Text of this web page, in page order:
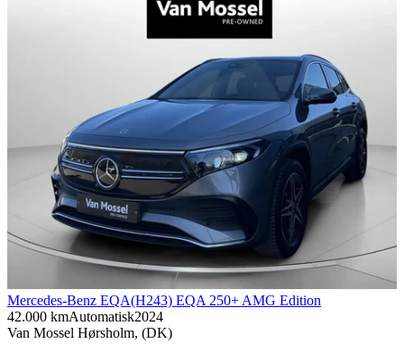
Mercedes-Benz EQA(H243) EQA 250+ AMG Edition
42.000 kmAutomatisk2024
Van Mossel Hørsholm, (DK)